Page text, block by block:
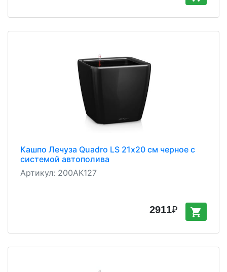
Кашпо Лечуза Quadro LS 21х20 см черное с
системой автополива
Артикул: 200AK127
2911₽ shopping_cart